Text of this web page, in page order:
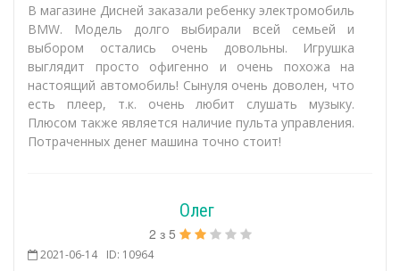
В магазине Дисней заказали ребенку электромобиль
BMW. Модель долго выбирали всей семьей и
выбором остались очень довольны. Игрушка
выглядит просто офигенно и очень похожа на
настоящий автомобиль! Сынуля очень доволен, что
есть плеер, т.к. очень любит слушать музыку.
Плюсом также является наличие пульта управления.
Потраченных денег машина точно стоит!
Олег
2 з 5
2021-06-14 ID: 10964